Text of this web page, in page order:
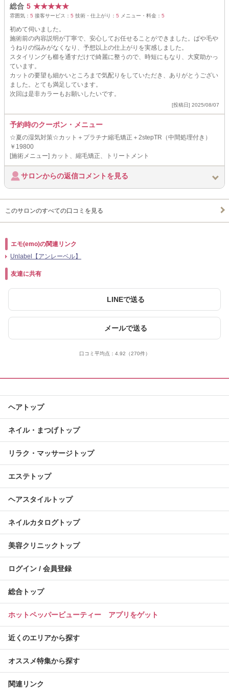
総合 5 ★★★★★
雰囲気： 5 接客サービス： 5 技術・仕上がり： 5 メニュー・料金： 5
初めて伺いました。
施術前の内容説明が丁寧で、安心してお任せることができました。ぱや毛や
うねりの悩みがなくなり、予想以上の仕上がりを実感しました。
スタイリングも櫛を通すだけで綺麗に整うので、時短にもなり、大変助かっ
ています。
カットの要望も細かいところまで気配りをしていただき、ありがとうござい
ました。とても満足しています。
次回は是非カラーもお願いしたいです。
[投稿日] 2025/08/07
予約時のクーポン・メニュー
☆夏の湿気対策☆カット＋プラチナ縮毛矯正＋2stepTR（中間処理付き）
￥19800
[施術メニュー] カット、縮毛矯正、トリートメント
サロンからの返信コメントを見る
このサロンのすべての口コミを見る
エモ(emo)の関連リンク
Unlabel【アンレーベル】
友達に共有
LINEで送る
メールで送る
口コミ平均点： 4.92 （270件）
ヘアトップ
ネイル・まつげトップ
リラク・マッサージトップ
エステトップ
ヘアスタイルトップ
ネイルカタログトップ
美容クリニックトップ
ログイン / 会員登録
総合トップ
ホットペッパービューティー アプリをゲット
近くのエリアから探す
オススメ特集から探す
関連リンク